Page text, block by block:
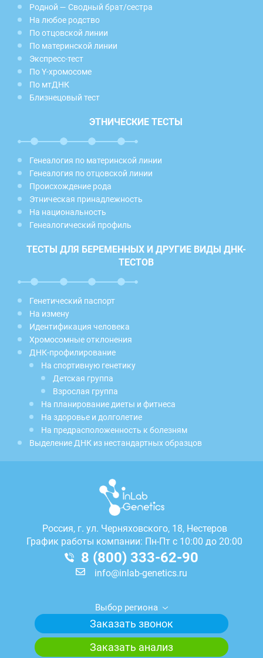
Родной — Сводный брат/сестра
На любое родство
По отцовской линии
По материнской линии
Экспресс-тест
По Y-хромосоме
По мтДНК
Близнецовый тест
ЭТНИЧЕСКИЕ ТЕСТЫ
Генеалогия по материнской линии
Генеалогия по отцовской линии
Происхождение рода
Этническая принадлежность
На национальность
Генеалогический профиль
ТЕСТЫ ДЛЯ БЕРЕМЕННЫХ И ДРУГИЕ ВИДЫ ДНК-
ТЕСТОВ
Генетический паспорт
На измену
Идентификация человека
Хромосомные отклонения
ДНК-профилирование
На спортивную генетику
Детская группа
Взрослая группа
На планирование диеты и фитнеса
На здоровье и долголетие
На предрасположенность к болезням
Выделение ДНК из нестандартных образцов
Россия, г. ул. Черняховского, 18, Нестеров
График работы компании: Пн-Пт с 10:00 до 20:00
8 (800) 333-62-90
info@inlab-genetics.ru
Выбор региона
Заказать звонок
Заказать анализ